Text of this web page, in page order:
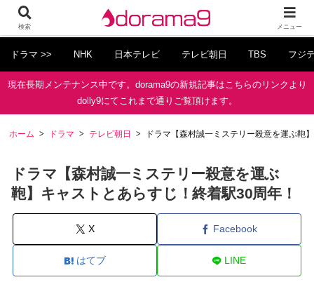
ドラマ >> NHK 日本テレビ テレビ朝日 TBS フジ
現在長期メンテナンス中です。dorama9の新規記事はこちらのリンクより
dolly9にてこれまで通りご覧頂けます。
ホーム ドラマ テレビ朝日 ドラマ【森村誠一ミステリー殺意を運ぶ鞄
ドラマ【森村誠一ミステリー殺意を運ぶ
鞄】キャストとあらすじ！終着駅30周年！
X Facebook
はてブ LINE
検索 メニュー